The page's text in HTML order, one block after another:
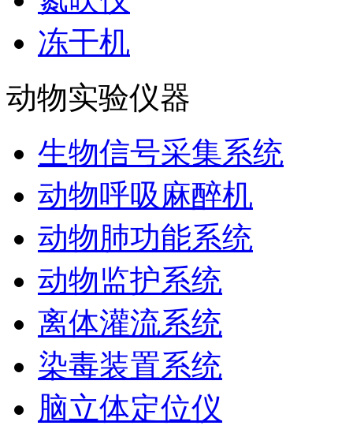
冻干机
动物实验仪器
生物信号采集系统
动物呼吸麻醉机
动物肺功能系统
动物监护系统
离体灌流系统
染毒装置系统
脑立体定位仪